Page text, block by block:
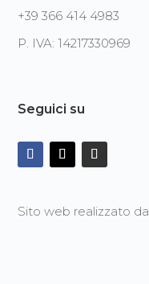
+39 366 414 4983
P. IVA: 14217330969
Seguici su
Sito web realizzato da